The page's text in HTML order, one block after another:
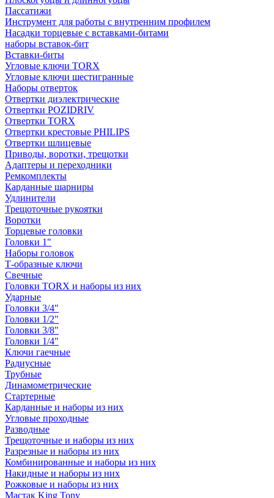
Пассатижи
Инструмент для работы с внутренним профилем
Насадки торцевые с вставками-битами
наборы вставок-бит
Вставки-биты
Угловые ключи TORX
Угловые ключи шестигранные
Наборы отверток
Отвертки диэлектрические
Отвертки POZIDRIV
Отвертки TORX
Отвертки крестовые PHILIPS
Отвертки шлицевые
Приводы, воротки, трещотки
Адаптеры и переходники
Ремкомплекты
Карданные шарниры
Удлинители
Трещоточные рукоятки
Воротки
Торцевые головки
Головки 1"
Наборы головок
Т-образные ключи
Свечные
Головки TORX и наборы из них
Ударные
Головки 3/4"
Головки 1/2"
Головки 3/8"
Головки 1/4"
Ключи гаечные
Радиусные
Трубные
Динамометрические
Стартерные
Карданные и наборы из них
Угловые проходные
Разводные
Трещоточные и наборы из них
Разрезные и наборы из них
Комбинированные и наборы из них
Накидные и наборы из них
Рожковые и наборы из них
Мастак King Tony